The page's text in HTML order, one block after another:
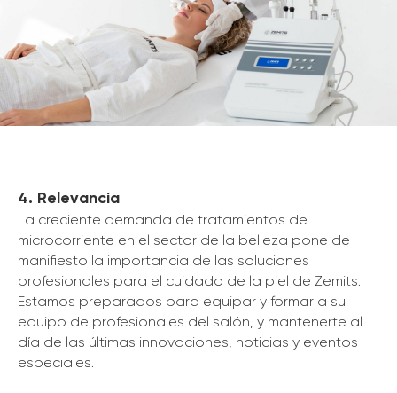
4. Relevancia
La creciente demanda de tratamientos de
microcorriente en el sector de la belleza pone de
manifiesto la importancia de las soluciones
profesionales para el cuidado de la piel de Zemits.
Estamos preparados para equipar y formar a su
equipo de profesionales del salón, y mantenerte al
día de las últimas innovaciones, noticias y eventos
especiales.